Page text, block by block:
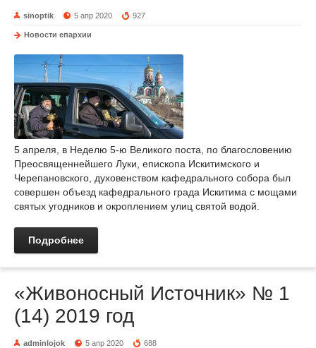
sinoptik 5 апр 2020 927
Новости епархии
5 апреля, в Неделю 5-ю Великого поста, по благословению
Преосвященнейшего Луки, епископа Искитимского и
Черепановского, духовенством кафедрального собора был
совершен объезд кафедрального града Искитима с мощами
святых угодников и окроплением улиц святой водой.
Подробнее
«Живоносный Источник» № 1
(14) 2019 год
adminlojok 5 апр 2020 688